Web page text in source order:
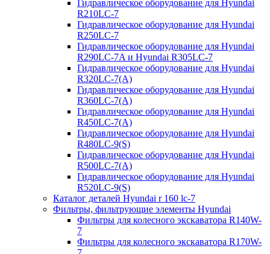
Гидравлическое оборудование для Hyundai
R210LC-7
Гидравлическое оборудование для Hyundai
R250LC-7
Гидравлическое оборудование для Hyundai
R290LC-7A и Hyundai R305LC-7
Гидравлическое оборудование для Hyundai
R320LC-7(A)
Гидравлическое оборудование для Hyundai
R360LC-7(A)
Гидравлическое оборудование для Hyundai
R450LC-7(A)
Гидравлическое оборудование для Hyundai
R480LC-9(S)
Гидравлическое оборудование для Hyundai
R500LC-7(A)
Гидравлическое оборудование для Hyundai
R520LC-9(S)
Каталог деталей Hyundai r 160 lc-7
Фильтры, фильтрующие элементы Hyundai
Фильтры для колесного экскаватора R140W-
7
Фильтры для колесного экскаватора R170W-